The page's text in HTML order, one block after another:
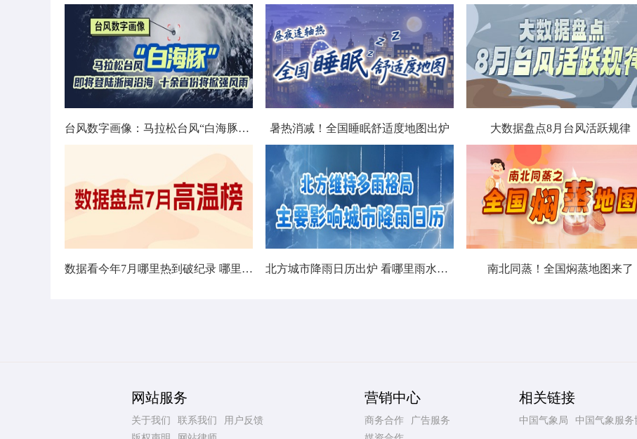
台风数字画像：马拉松台风“白海豚”将影响十余省份 暑热消减！全国睡眠舒适度地图出炉 大数据盘点8月台风活跃规律
数据看今年7月哪里热到破纪录 哪里暑热连轴转 北方城市降雨日历出炉 看哪里雨水超长待机 南北同蒸！全国焖蒸地图来了
网站服务
关于我们 联系我们
用户反馈
营销中心
商务合作
广告服务
相关链接
中国气象局 中国气象服务